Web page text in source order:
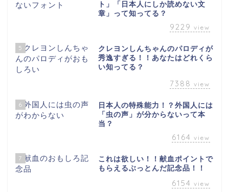
ト」「日本人にしか読めない文
章」って知ってる？
9229 view
5
クレヨンしんちゃんのパロディが
秀逸すぎる！！あなたはどれくら
い知ってる？
7388 view
6
日本人の特殊能力！？外国人には
「虫の声」が分からないって本
当？
6164 view
7
これは欲しい！！献血ポイントで
もらえるぶっとんだ記念品！！
6154 view